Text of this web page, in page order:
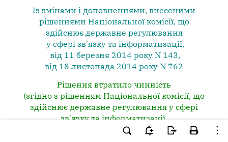
Із змінами і доповненнями, внесеними
рішеннями Національної комісії, що
здійснює державне регулювання
у сфері зв'язку та інформатизації,
від 11 березня 2014 року N 143,
від 18 листопада 2014 року N 762
Рішення втратило чинність
(згідно з рішенням Національної комісії, що
здійснює державне регулювання у сфері
зв'язку та інформатизації,
від 16 серпня 2016 року N 423)